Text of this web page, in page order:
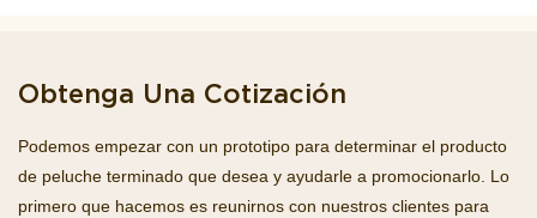
Obtenga Una Cotización
Podemos empezar con un prototipo para determinar el producto
de peluche terminado que desea y ayudarle a promocionarlo. Lo
primero que hacemos es reunirnos con nuestros clientes para